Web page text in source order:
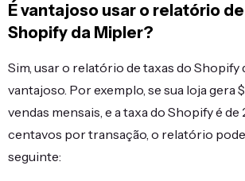
É vantajoso usar o relatório
Shopify da Mipler?
Sim, usar o relatório de taxas do Shopify
vantajoso. Por exemplo, se sua loja gera
vendas mensais, e a taxa do Shopify é de
centavos por transação, o relatório
seguinte: